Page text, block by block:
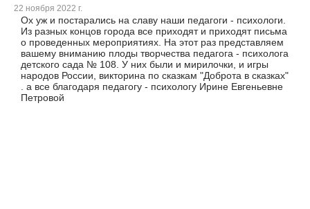
22 ноября 2022 г.
Ох уж и постарались на славу наши педагоги - психологи.
Из разных концов города все приходят и приходят письма
о проведенных мероприятиях. На этот раз представляем
вашему вниманию плоды творчества педагога - психолога
детского сада № 108. У них были и мирилочки, и игры
народов России, викторина по сказкам "Доброта в сказках"
. а все благодаря педагогу - психологу Ирине Евгеньевне
Петровой